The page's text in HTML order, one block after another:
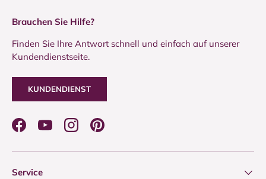
Brauchen Sie Hilfe?
Finden Sie Ihre Antwort schnell und einfach auf unserer
Kundendienstseite.
KUNDENDIENST
FacebookYouTubeInstagramPinterest
Service